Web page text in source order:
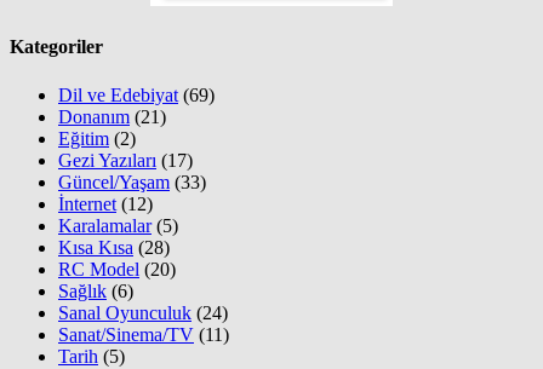
Kategoriler
Dil ve Edebiyat (69)
Donanım (21)
Eğitim (2)
Gezi Yazıları (17)
Güncel/Yaşam (33)
İnternet (12)
Karalamalar(5)
Kısa Kısa (28)
RC Model (20)
Sağlık (6)
Sanal Oyunculuk (24)
Sanat/Sinema/TV (11)
Tarih (5)